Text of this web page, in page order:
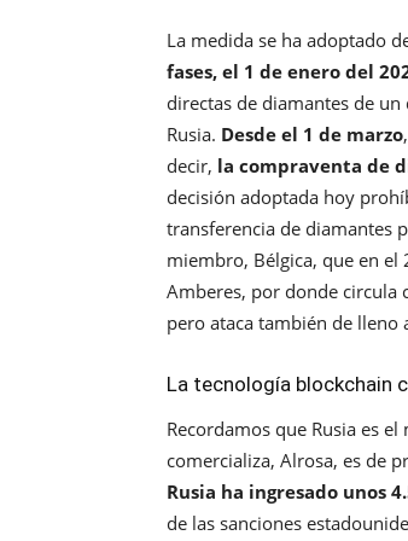
La medida se ha adoptado
fases, el 1 de enero del
directas de diamantes de
Rusia. Desde el 1 de marzo
decir, la compraventa de
decisión adoptada hoy
transferencia de diamantes
miembro, Bélgica, que en
Amberes, por donde circula
pero ataca también de
La tecnología blockchain
Recordamos que Rusia es
comercializa, Alrosa, es de
Rusia ha ingresado unos
de las sanciones